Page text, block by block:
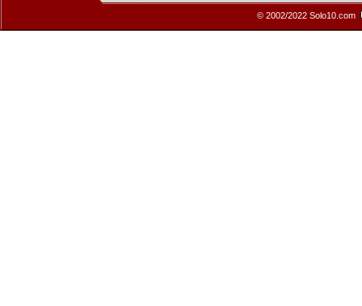
© 2002/2022 Solo10.com